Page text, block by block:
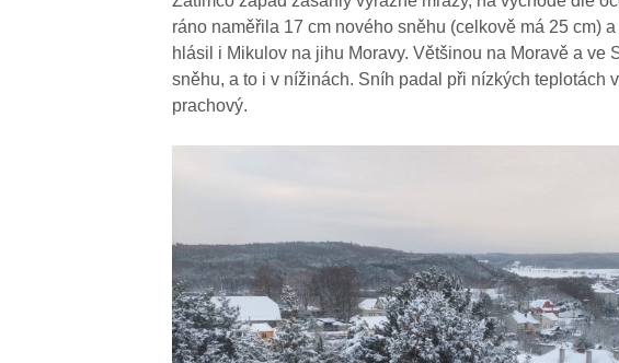
ráno naměřila 17 cm nového sněhu (celkově má 25 cm)
hlásil i Mikulov na jihu Moravy. Většinou na Moravě a ve
sněhu, a to i v nížinách. Sníh padal při nízkých teplotách
prachový.